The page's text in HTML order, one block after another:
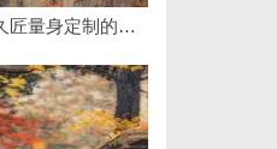
温婉灵动，一眼万年！久匠量身定制的眉眼唇，才是你整张脸的点睛之笔！淡颜系女生的气质加分项